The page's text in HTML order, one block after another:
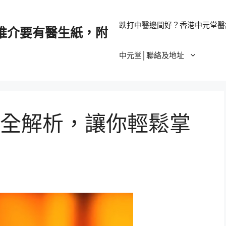
介要有醫生紙，附
跌打中醫邊間好？香港中元堂
中元堂│聯絡及地址
解析，讓你輕鬆掌